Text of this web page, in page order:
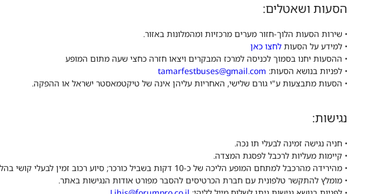
הסעות ושאטלים:
• שירות הסעות הלוך-חזור מערים מרכזיות ומהמלונות באזור.
• למידע על הסעות לחצו כאן
• ההסעות יחנו בסמוך לכניסה למרכז המבקרים ויצאו חזרה כחצי שעה מתום המופע
• לפניות בנושא הסעות: tamarfestbuses@gmail.com
• הסעות מתבצעות ע"י גורם שלישי, האחריות עליהן אינה של טיקטמאסטר ישראל או ההפקה.
נגישות:
• חניה נגישה זמינה לבעלי תו נכה.
• קיימות מעליות לרכבל לפסגת המצדה.
• מהירידה מהרכבל למתחם המופע הליכה של כ-10 דקות בשביל כורכר; סיוע רכוב זמין לבעלי קושי בהליכה.
• מומלץ להתקשר טלפונית עם חברת הכרטיסים להסבר מפורט אודות הנגישות באתר.